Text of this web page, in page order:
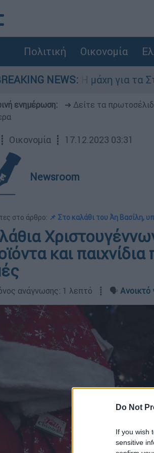
Do Not
If you wish
sensitive
Πολιτική Οικονομία
NEWS:
Η μάχη για τα Στενά
ενημέρωση: ➔ Δείτε τα
┋ Οικονομία ┋ 17.12.2023 03:31
Newsroom
στο άρθρο: 📌 Στο καλάθι του Άη Βασίλη,
και
ανάγνωσης: 1 λεπτό ┋ 🗣️ Ανοικτό